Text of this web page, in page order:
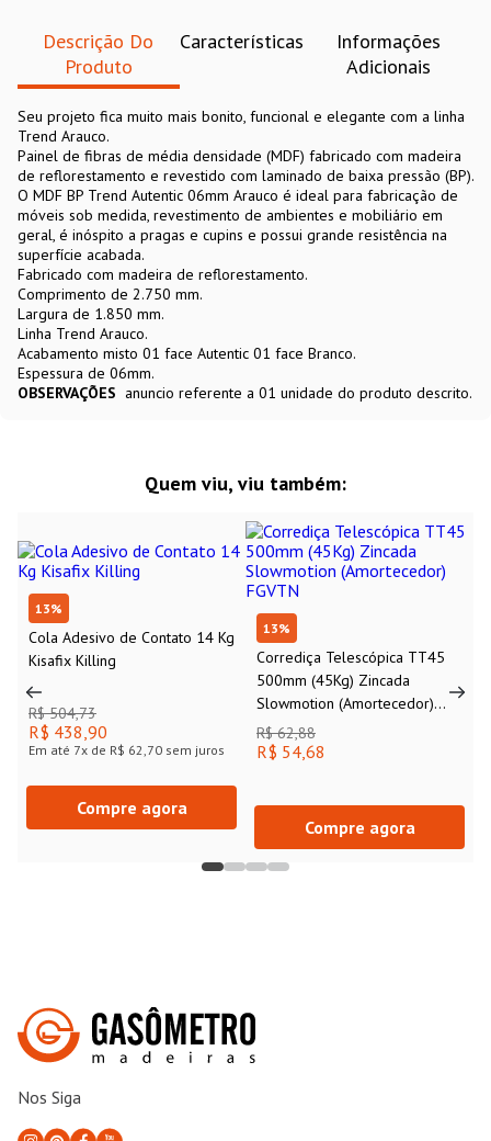
Descrição Do
Produto
Características
Informações
Adicionais
Seu projeto fica muito mais bonito, funcional e elegante com a linha
Trend Arauco.
Painel de fibras de média densidade (MDF) fabricado com madeira
de reflorestamento e revestido com laminado de baixa pressão (BP).
O MDF BP Trend Autentic 06mm Arauco é ideal para fabricação de
móveis sob medida, revestimento de ambientes e mobiliário em
geral, é inóspito a pragas e cupins e possui grande resistência na
superfície acabada.
Fabricado com madeira de reflorestamento.
Comprimento de 2.750 mm.
Largura de 1.850 mm.
Linha Trend Arauco.
Acabamento misto 01 face Autentic 01 face Branco.
Espessura de 06mm.
OBSERVAÇÕES anuncio referente a 01 unidade do produto descrito.
Quem viu, viu também:
13%
Cola Adesivo de Contato 14 Kg
Kisafix Killing
R$ 438,90
Em até7x de
13%
Corrediça Telescópica TT45
500mm (45Kg) Zincada
Slowmotion (Amortecedor)
FGVTN
R$ 62,88
R$ 54,68
Nos Siga